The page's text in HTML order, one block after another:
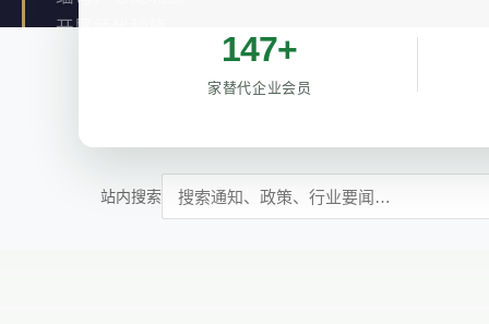
开展替代种植，
了解详情 →
147+
家替代企业会员
站内搜索